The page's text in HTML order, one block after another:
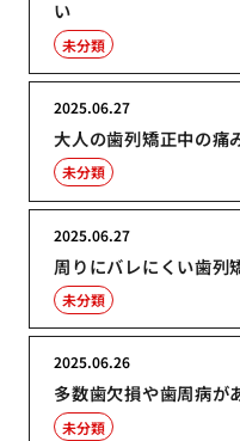
い
未分類
大人の歯列矯正中の痛
2025.06.27
未分類
周りにバレにくい歯列
2025.06.27
未分類
多数歯欠損や歯周病が
2025.06.26
未分類